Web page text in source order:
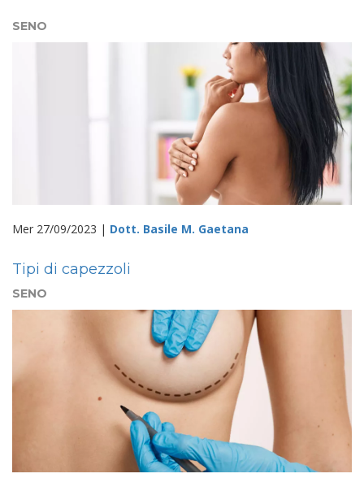
SENO
Mer 27/09/2023 | Dott. Basile M. Gaetana
Tipi di capezzoli
SENO